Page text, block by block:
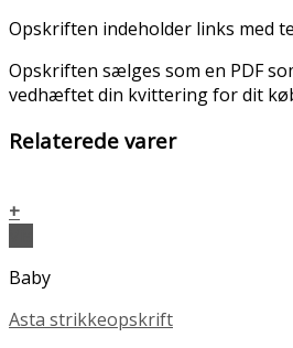
Opskriften indeholder links med
Opskriften sælges som en PDF
vedhæftet din kvittering for dit
Relaterede varer
+
Baby
Asta strikkeopskrift